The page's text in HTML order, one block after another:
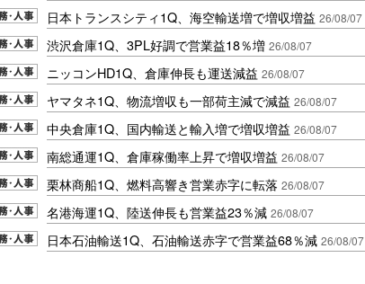
日本トランスシティ1Q、海空輸送増で増収増益 26/08/07
渋沢倉庫1Q、3PL好調で営業益18％増 26/08/07
ニッコンHD1Q、倉庫伸長も運送減益 26/08/07
ヤマタネ1Q、物流増収も一部荷主減で減益 26/08/07
中央倉庫1Q、国内輸送と輸入増で増収増益 26/08/07
南総通運1Q、倉庫稼働率上昇で増収増益 26/08/07
栗林商船1Q、燃料高響き営業赤字に転落 26/08/07
名港海運1Q、陸送伸長も営業益23％減 26/08/07
日本石油輸送1Q、石油輸送赤字で営業益68％減 26/08/07